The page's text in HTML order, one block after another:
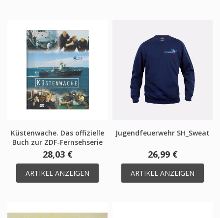
Küstenwache. Das offizielle
Buch zur ZDF-Fernsehserie
28,03 €
ARTIKEL ANZEIGEN
Jugendfeuerwehr SH_Sweat
26,99 €
ARTIKEL ANZEIGEN